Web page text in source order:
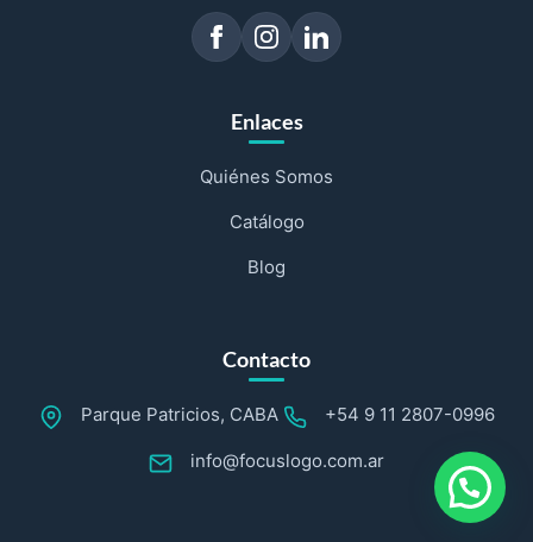
Enlaces
Quiénes Somos
Catálogo
Blog
Contacto
Parque Patricios, CABA +54 9 11 2807-0996
info@focuslogo.com.ar